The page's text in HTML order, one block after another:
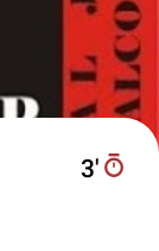
3′